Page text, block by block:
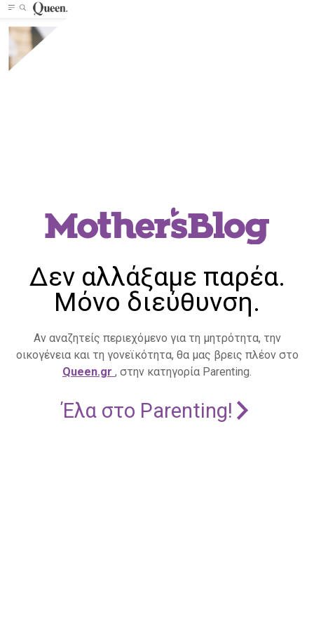
Δεν αλλάξαμε παρέα.
Μόνο διεύθυνση.
Αν αναζητείς περιεχόμενο για τη μητρότητα, την
οικογένεια και τη γονεϊκότητα, θα μας βρεις πλέον στο
Queen.gr , στην κατηγορία Parenting.
Έλα στο Parenting!